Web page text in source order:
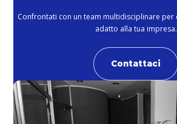
Confrontati con un team multidisciplinare
adatto alla tua impresa.
Contattaci